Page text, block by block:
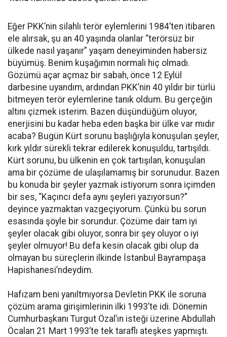
Eğer PKK’nin silahlı terör eylemlerini 1984’ten itibaren
ele alırsak, şu an 40 yaşında olanlar “terörsüz bir
ülkede nasıl yaşanır” yaşam deneyiminden habersiz
büyümüş. Benim kuşağımın normali hiç olmadı.
Gözümü açar açmaz bir sabah, önce 12 Eylül
darbesine uyandım, ardından PKK’nin 40 yıldır bir türlü
bitmeyen terör eylemlerine tanık oldum. Bu gerçeğin
altını çizmek isterim. Bazen düşündüğüm oluyor,
enerjisini bu kadar heba eden başka bir ülke var mıdır
acaba? Bugün Kürt sorunu başlığıyla konuşulan şeyler,
kırk yıldır sürekli tekrar edilerek konuşuldu, tartışıldı.
Kürt sorunu, bu ülkenin en çok tartışılan, konuşulan
ama bir çözüme de ulaşılamamış bir sorunudur. Bazen
bu konuda bir şeyler yazmak istiyorum sonra içimden
bir ses, “Kaçıncı defa aynı şeyleri yazıyorsun?”
deyince yazmaktan vazgeçiyorum. Çünkü bu sorun
esasında şöyle bir sorundur. Çözüme dair tam iyi
şeyler olacak gibi oluyor, sonra bir şey oluyor o iyi
şeyler olmuyor! Bu defa kesin olacak gibi olup da
olmayan bu süreçlerin ilkinde İstanbul Bayrampaşa
Hapishanesi’ndeydim.
Hafızam beni yanıltmıyorsa Devletin PKK ile soruna
çözüm arama girişimlerinin ilki 1993’te idi. Dönemin
Cumhurbaşkanı Turgut Özal’ın isteği üzerine Abdullah
Öcalan 21 Mart 1993’te tek taraflı ateşkes yapmıştı.